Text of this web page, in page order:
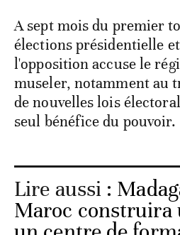
A sept mois du premier
élections présidentielle
l'opposition accuse le
museler, notamment au
de nouvelles lois
seul bénéfice du pouvoir.
Lire aussi :
Maroc construira